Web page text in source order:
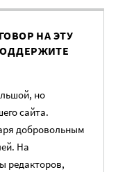
НА ЭТУ
но
сайта.
добровольным
На
редакторов,